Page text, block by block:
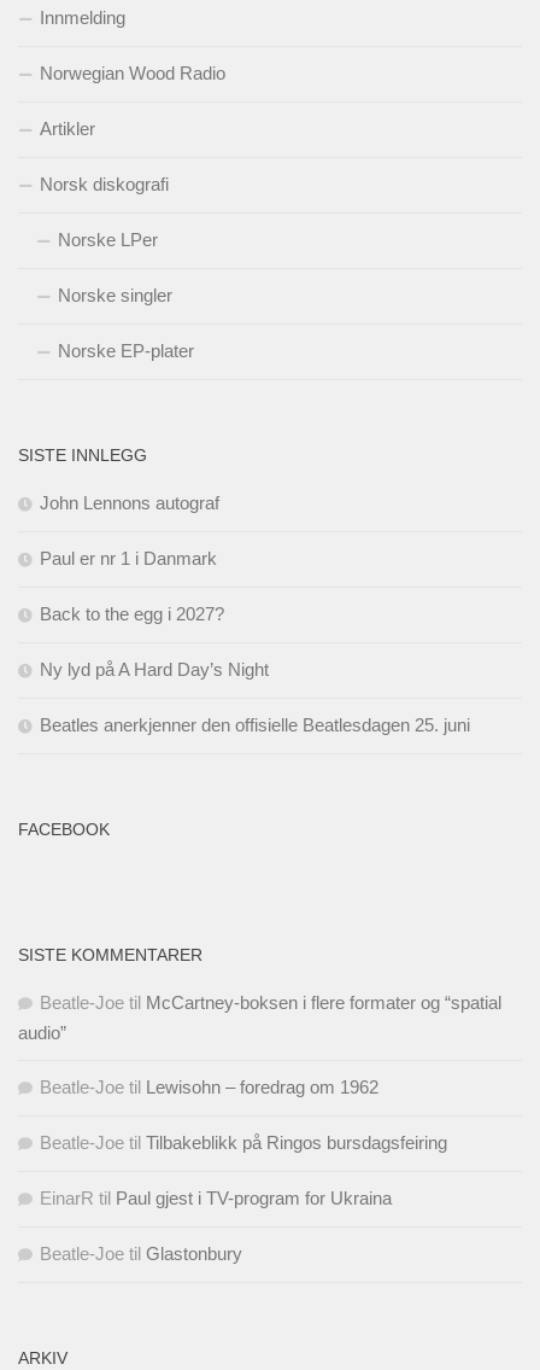
Innmelding
Norwegian Wood Radio
Artikler
Norsk diskografi
Norske LPer
Norske singler
Norske EP-plater
SISTE INNLEGG
John Lennons autograf
Paul er nr 1 i Danmark
Back to the egg i 2027?
Ny lyd på A Hard Day’s Night
Beatles anerkjenner den offisielle Beatlesdagen 25. juni
FACEBOOK
SISTE KOMMENTARER
Beatle-Joe til McCartney-boksen i flere formater og “spatial
audio”
Beatle-Joe til Lewisohn – foredrag om 1962
Beatle-Joe til Tilbakeblikk på Ringos bursdagsfeiring
EinarR til Paul gjest i TV-program for Ukraina
Beatle-Joe til Glastonbury
ARKIV